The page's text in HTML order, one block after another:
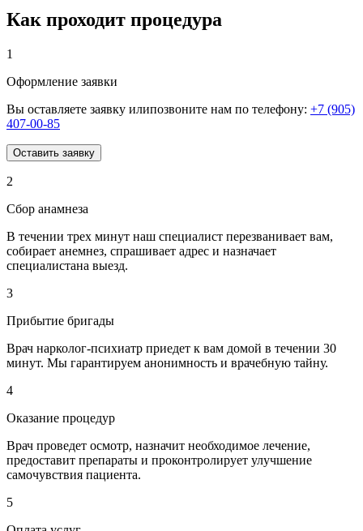
Как проходит процедура
1
Оформление заявки
Вы оставляете заявку илипозвоните нам по телефону: +7 (905)
407-00-85
Оставить заявку
2
Сбор анамнеза
В течении трех минут наш специалист перезванивает вам,
собирает анемнез, спрашивает адрес и назначает
специалистана выезд.
3
Прибытие бригады
Врач нарколог-психиатр приедет к вам домой в течении 30
минут. Мы гарантируем анонимность и врачебную тайну.
4
Оказание процедур
Врач проведет осмотр, назначит необходимое лечение,
предоставит препараты и проконтролирует улучшение
самочувствия пациента.
5